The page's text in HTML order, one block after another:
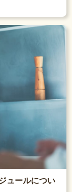
ュールについ